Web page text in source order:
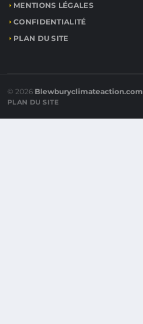
MENTIONS LÉGALES
CONFIDENTIALITÉ
PLAN DU SITE
© 2026 Blewburyclimateaction.com
PLAN DU SITE